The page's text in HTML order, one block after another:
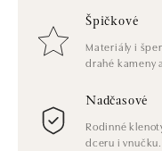
Špičkové
Materiály i
drahé kameny
Nadčasové
Rodinné
dceru i vnučku.